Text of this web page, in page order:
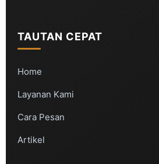
TAUTAN CEPAT
Home
Layanan Kami
Cara Pesan
Artikel